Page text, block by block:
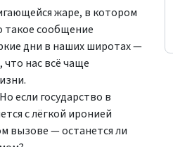
жаре, в котором
такое сообщение
дни в наших широтах —
нас всё чаще
если государство в
с лёгкой иронией
вызове — останется ли